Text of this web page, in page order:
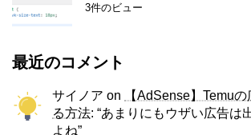
3件のビュー
最近のコメント
サイノア on
【AdSense】Temu
る方法: “あまりにもウザい広告は
よね”